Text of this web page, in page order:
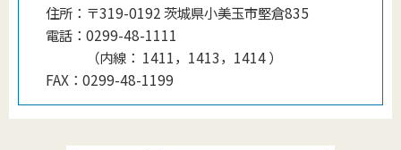
住所： 〒319-0192 茨城県小美玉市堅倉835
電話： 0299-48-1111
（内線 ： 1411，1413，1414）
FAX： 0299-48-1199